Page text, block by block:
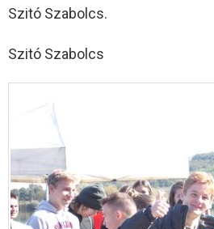
Szitó Szabolcs.
Szitó Szabolcs